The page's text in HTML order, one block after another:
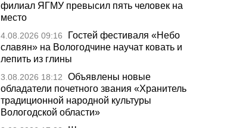
филиал ЯГМУ превысил пять человек на
место
4.08.2026 09:16
Гостей фестиваля «Небо
славян» на Вологодчине научат ковать и
лепить из глины
3.08.2026 18:12
Объявлены новые
обладатели почетного звания «Хранитель
традиционной народной культуры
Вологодской области»